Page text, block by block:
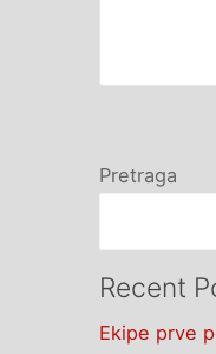
Pretraga
Recent
Ekipe prve